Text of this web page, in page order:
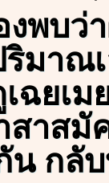
พบว่
มาณ
ฉยเ
าสมั
น กลั